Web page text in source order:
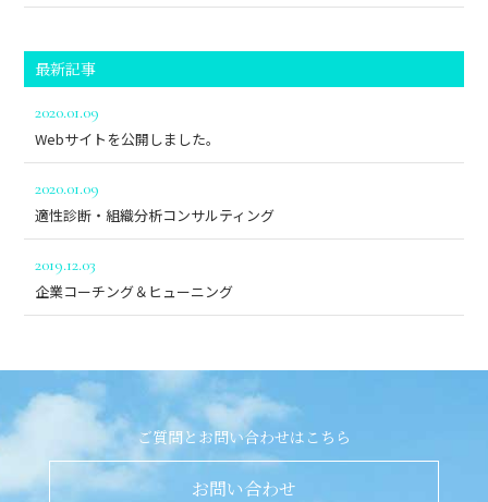
最新記事
2020.01.09
Webサイトを公開しました。
2020.01.09
適性診断・組織分析コンサルティング
2019.12.03
企業コーチング＆ヒューニング
ご質問とお問い合わせはこちら
お問い合わせ